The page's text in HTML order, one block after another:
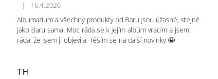
Hodnocení obchodu je 5 z 5 hvězdiček.
|
16.4.2026
Albumarium a všechny produkty od Baru jsou úžasné, stejně
jako Baru sama. Moc ráda se k jejím albům vracím a jsem
ráda, že jsem ji objevila. Těším se na další novinky 🤩
TH